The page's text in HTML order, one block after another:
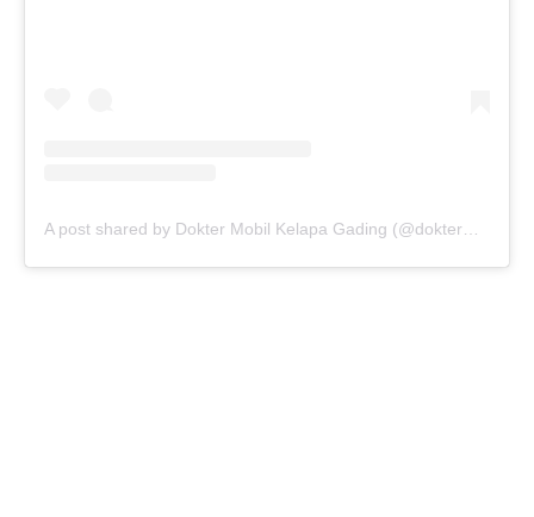
A post shared by Dokter Mobil Kelapa Gading (@doktermobil_kelapagading)